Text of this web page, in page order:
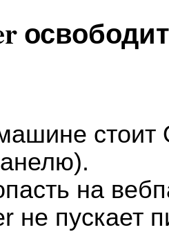
стоит
на
не пускает